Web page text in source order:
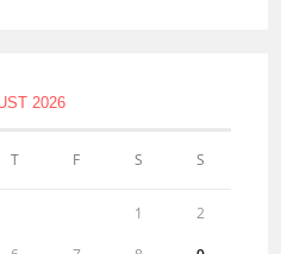
2026
T F S S
1 2